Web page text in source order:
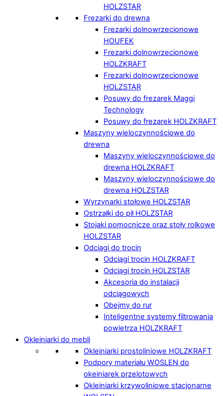
HOLZSTAR
Frezarki do drewna
Frezarki dolnowrzecionowe
HOUFEK
Frezarki dolnowrzecionowe
HOLZKRAFT
Frezarki dolnowrzecionowe
HOLZSTAR
Posuwy do frezarek Maggi
Technology
Posuwy do frezarek HOLZKRAFT
Maszyny wieloczynnościowe do
drewna
Maszyny wieloczynnościowe do
drewna HOLZKRAFT
Maszyny wieloczynnościowe do
drewna HOLZSTAR
Wyrzynarki stołowe HOLZSTAR
Ostrzałki do pił HOLZSTAR
Stojaki pomocnicze oraz stoły rolkowe
HOLZSTAR
Odciągi do trocin
Odciągi trocin HOLZKRAFT
Odciągi trocin HOLZSTAR
Akcesoria do instalacji
odciągowych
Obejmy do rur
Inteligentne systemy filtrowania
powietrza HOLZKRAFT
Okleiniarki do mebli
Okleiniarki prostoliniowe HOLZKRAFT
Podpory materiału WOSLEN do
okeiniarek przelotowych
Okleiniarki krzywoliniowe stacjonarne